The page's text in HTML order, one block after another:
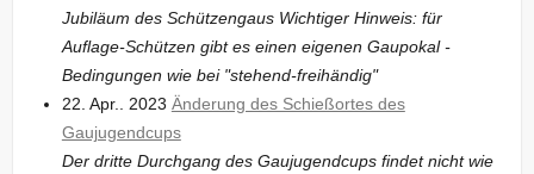
Jubiläum des Schützengaus Wichtiger Hinweis: für
Auflage-Schützen gibt es einen eigenen Gaupokal -
Bedingungen wie bei "stehend-freihändig"
22. Apr.. 2023 Änderung des Schießortes des
Gaujugendcups
Der dritte Durchgang des Gaujugendcups findet nicht wie